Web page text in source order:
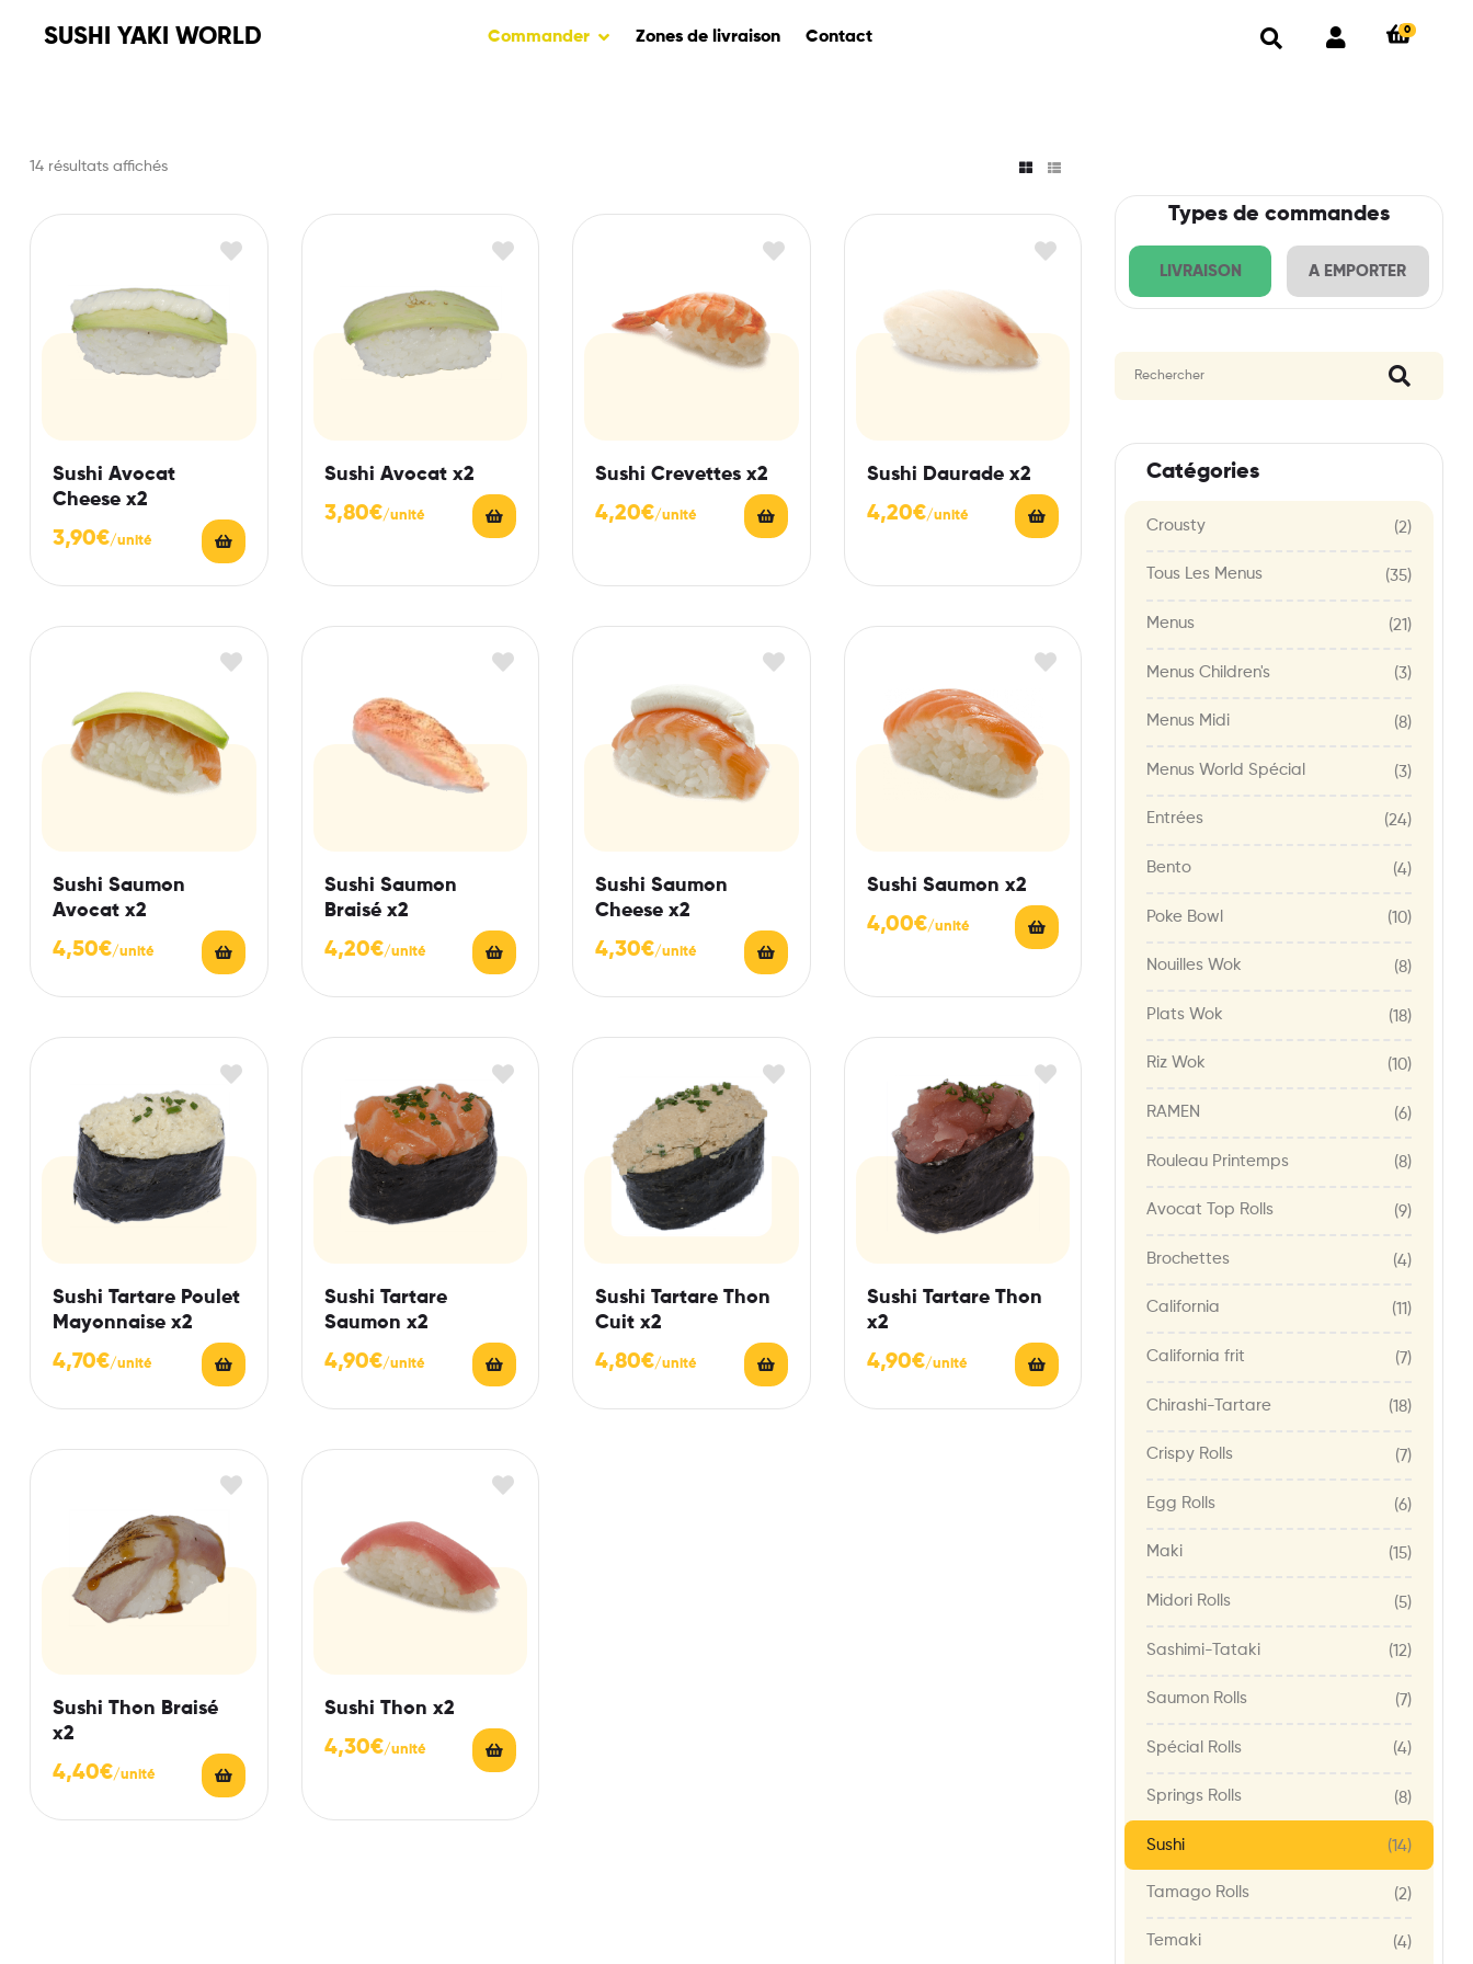
SUSHI YAKI WORLD Commander Zones de livraison Contact 0
14 résultats affichés
Sushi Avocat
Cheese x2
3,90€
Sushi Avocat x2
3,80€
Sushi Crevettes x2
4,20€
Sushi Daurade x2
4,20€
Sushi Saumon
Avocat x2
4,50€
Sushi Saumon
Braisé x2
4,20€
Sushi Saumon
Cheese x2
4,30€
Sushi Saumon x2
4,00€
Sushi Tartare Poulet
Mayonnaise x2
4,70€
Sushi Tartare
Saumon x2
4,90€
Sushi Tartare Thon
Cuit x2
4,80€
Sushi Tartare Thon
x2
4,90€
Sushi Thon Braisé
x2
4,40€
Sushi Thon x2
4,30€
Types de commandes
LIVRAISON A EMPORTER
Catégories
Crousty (2)
Tous Les Menus (35)
Menus (21)
Menus Children's (3)
Menus Midi (8)
Menus World Spécial (3)
Entrées (24)
Bento (4)
Poke Bowl (10)
Nouilles Wok (8)
Plats Wok (18)
Riz Wok (10)
RAMEN (6)
Rouleau Printemps (8)
Avocat Top Rolls (9)
Brochettes (4)
California (11)
California frit (7)
Chirashi-Tartare (18)
Crispy Rolls (7)
Egg Rolls (6)
Maki (15)
Midori Rolls (5)
Sashimi-Tataki (12)
Saumon Rolls (7)
Spécial Rolls (4)
Springs Rolls (8)
Sushi (14)
Tamago Rolls (2)
Temaki (4)